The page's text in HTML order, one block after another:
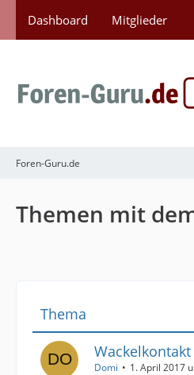
Dashboard Mitglieder
Foren-Guru.de
Themen mit
Thema
Domi 1. April 2017